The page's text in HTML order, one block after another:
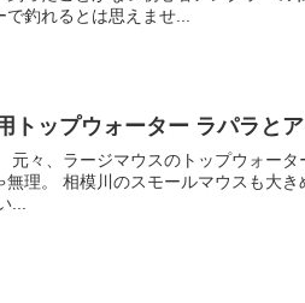
釣れるとは思えませ...
トップウォーター ラパラと
元々、ラージマウスのトップウォータ
理。 相模川のスモールマウスも大
...